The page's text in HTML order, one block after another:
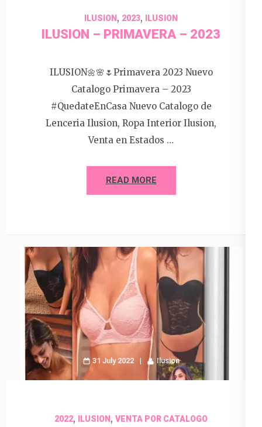
ILUSION, 2023, ILUSION
ILUSION – PRIMAVERA – 2023
ILUSION🌼🌸🌷Primavera 2023 Nuevo
Catalogo Primavera – 2023
#QuedateEnCasa Nuevo Catalogo de
Lenceria Ilusion, Ropa Interior Ilusion,
Venta en Estados …
READ MORE
31 July 2022 Ilusion
2022, ILUSION , VENTA POR CATALOGO